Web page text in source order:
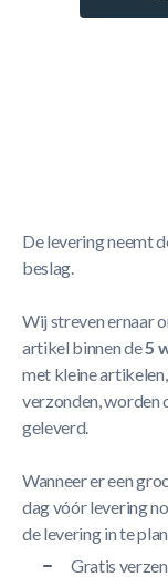
De levering neemt
beslag.
Wij streven ernaar
artikel binnen de5
met kleine
verzonden, worden
geleverd.
Wanneer er een
dag vóór levering
de levering in te
Gratis